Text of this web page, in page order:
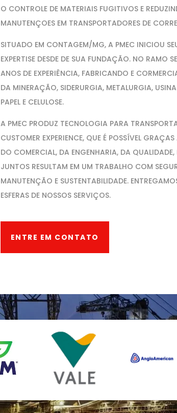
O CONTROLE DE MATERIAIS FUGITIVOS E
MANUTENÇOES EM TRANSPORTADORES DE
SITUADO EM CONTAGEM/MG, A PMEC INICIOU
EXPERTISE DESDE DE SUA FUNDAÇÃO. NO RAMO
ANOS DE EXPERIÊNCIA, FABRICANDO E
DA MINERAÇÃO, SIDERURGIA, METALURGIA,
PAPEL E CELULOSE.
A PMEC PRODUZ TECNOLOGIA PARA
CUSTOMER EXPERIENCE, QUE É POSSÍVEL
DO COMERCIAL, DA ENGENHARIA, DA
JUNTOS RESULTAM EM UM TRABALHO COM
MANUTENÇÃO E SUSTENTABILIDADE.
ESFERAS DE NOSSOS SERVIÇOS.
ENTRE EM CONTATO